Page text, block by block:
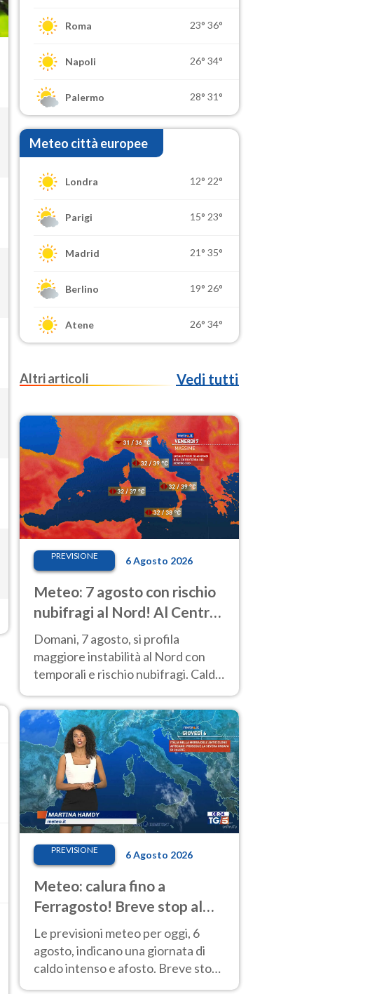
Roma 23° 36°
Napoli 26° 34°
Palermo 28° 31°
Meteo città europee
Londra 12° 22°
Parigi 15° 23°
Madrid 21° 35°
Berlino 19° 26°
Atene 26° 34°
Altri articoli Vedi tutti
PREVISIONE 6 Agosto 2026
Meteo: 7 agosto con rischio
nubifragi al Nord! Al Centro-
Sud caldo estremo
Domani, 7 agosto, si profila
maggiore instabilità al Nord con
temporali e rischio nubifragi. Caldo
previsioni.
PREVISIONE 6 Agosto 2026
Meteo: calura fino a
Ferragosto! Breve stop al
Nord tra 7 e 9 agosto
Le previsioni meteo per oggi, 6
agosto, indicano una giornata di
caldo intenso e afosto. Breve stop